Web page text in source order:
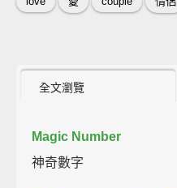
全文瀏覽
Magic Number
神奇數字